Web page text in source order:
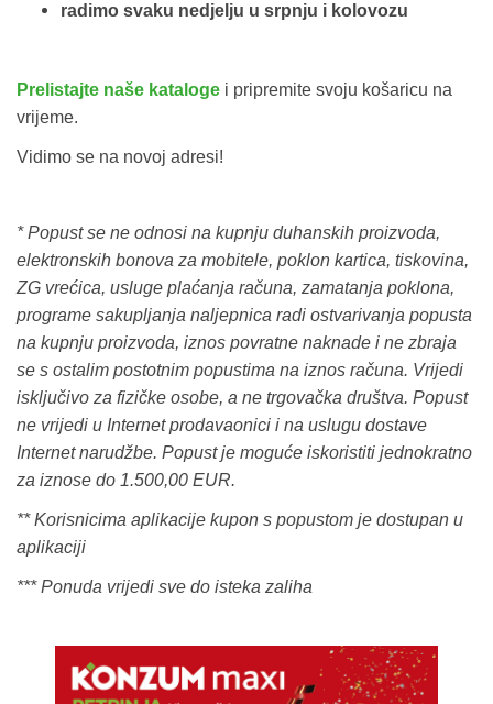
radimo svaku nedjelju u srpnju i kolovozu
Prelistajte naše kataloge i pripremite svoju košaricu na
vrijeme.
Vidimo se na novoj adresi!
* Popust se ne odnosi na kupnju duhanskih proizvoda,
elektronskih bonova za mobitele, poklon kartica, tiskovina,
ZG vrećica, usluge plaćanja računa, zamatanja poklona,
programe sakupljanja naljepnica radi ostvarivanja popusta
na kupnju proizvoda, iznos povratne naknade i ne zbraja
se s ostalim postotnim popustima na iznos računa. Vrijedi
isključivo za fizičke osobe, a ne trgovačka društva. Popust
ne vrijedi u Internet prodavaonici i na uslugu dostave
Internet narudžbe. Popust je moguće iskoristiti jednokratno
za iznose do 1.500,00 EUR.
** Korisnicima aplikacije kupon s popustom je dostupan u
aplikaciji
*** Ponuda vrijedi sve do isteka zaliha